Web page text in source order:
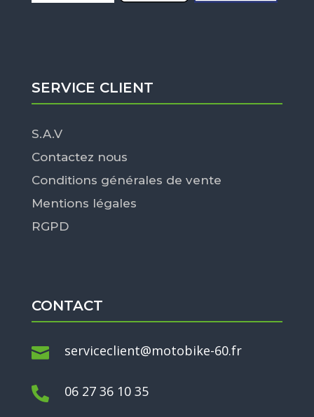
SERVICE CLIENT
S.A.V
Contactez nous
Conditions générales de vente
Mentions légales
RGPD
CONTACT
 serviceclient@motobike-60.fr
 06 27 36 10 35